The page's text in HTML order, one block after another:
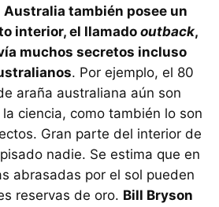
Australia también posee un
interior, el llamado outback,
muchos secretos incluso
. Por ejemplo, el 80
araña australiana aún son
ciencia, como también lo son
Gran parte del interior de
nadie. Se estima que en
abrasadas por el sol pueden
reservas de oro. Bill Bryson